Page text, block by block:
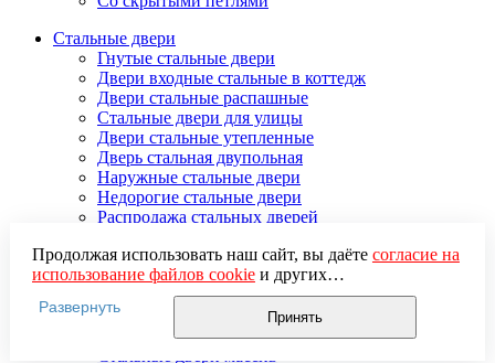
Стальные двери
Гнутые стальные двери
Двери входные стальные в коттедж
Двери стальные распашные
Стальные двери для улицы
Двери стальные утепленные
Дверь стальная двупольная
Наружные стальные двери
Недорогие стальные двери
Распродажа стальных дверей
Стальная дверь на дачу
Стальные взломостойкие двери
Стальные входные двери в квартиру
Стальные двери в подъезд
Стальные двери внутреннего открывания
Продолжая использовать наш сайт, вы даёте согласие на
использование файлов cookieи других
пользовательских данных (включая IP-адрес, сведения о
местоположении, устройстве, действиях на сайте и т. п.)
для функционирования сайта, проведения
Развернуть
Принять